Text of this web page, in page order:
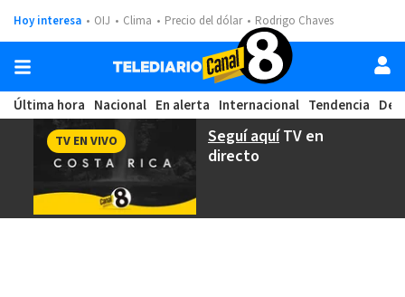
Hoy interesa OIJ Clima Precio del dólar Rodrigo Chaves
Última hora Nacional En alerta Internacional Tendencia
Seguí aquíTV en
directo
TV EN VIVO